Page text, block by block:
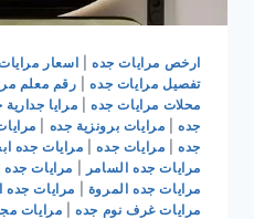
ارخص مرايات جده| اسعار
تفصيل مرايات جده| رقم معلم
محلات مرايات جده| مرايا جدارية
جده| مرايات برونزية جده
جده| مرايات جده| مرايات جده
مرايات جده السامر
مرايات
مرايات جده المروة
مرايات جده
مرايات غرف نوم جده| مرايات